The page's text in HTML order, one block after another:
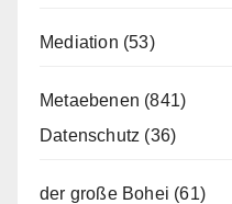
Mediation (53)
Metaebenen (841)
Datenschutz (36)
der große Bohei (61)